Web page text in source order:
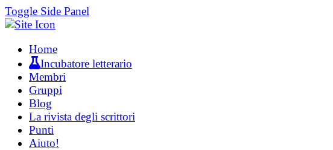
Toggle Side Panel
Home
Incubatore letterario
Membri
Gruppi
Blog
La rivista degli scrittori
Punti
Aiuto!